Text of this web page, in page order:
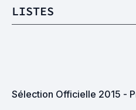
LISTES
Sélection Officielle 2015 -